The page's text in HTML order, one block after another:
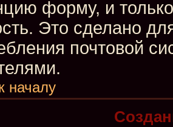
форму, и
Это сделано
почтовой
началу